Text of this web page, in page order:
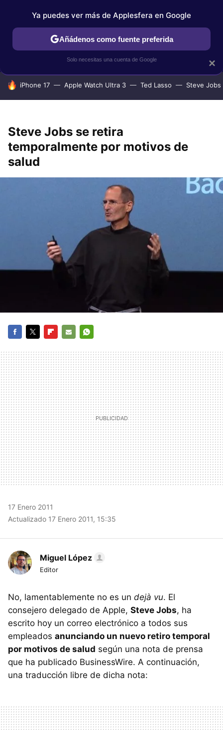
IPHONE TUTORIALES APPLESFERA SELECCIÓN
HOY SE HABLA DE
iPhone 17 Apple Watch Ultra 3 Ted Lasso Steve Jobs
Steve Jobs se retira
temporalmente por motivos de
salud
MAIL
17 Enero 2011
Actualizado 17 Enero 2011, 15:35
Miguel López
Editor
No, lamentablemente no es un dejà vu. El
consejero delegado de Apple, Steve Jobs, ha
escrito hoy un correo electrónico a todos sus
empleados anunciando un nuevo retiro temporal
por motivos de salud según una nota de prensa
que ha publicado BusinessWire. A continuación,
una traducción libre de dicha nota:
×
Ya puedes ver más de Applesfera en Google
Añádenos como fuente preferida
Solo necesitas una cuenta de Google